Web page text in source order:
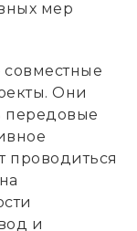
мер
Они
передовые
проводиться
и